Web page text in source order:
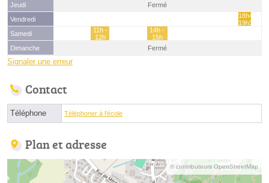
Jeudi
Fermé
Vendredi
18h45 -
19h30
Samedi
11h -
12h
14h -
15h
Dimanche
Fermé
Signaler une erreur
Contact
Téléphone Téléphoner à l'école
Plan et adresse
© contributeurs OpenStreetMap